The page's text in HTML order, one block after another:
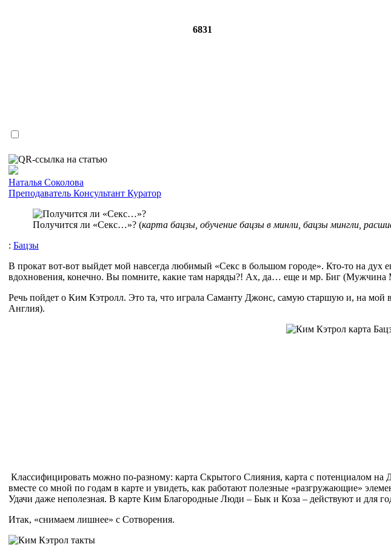
6831
Наталья Соколова
Преподаватель Консультант Куратор
Получится ли «Секс…»? (карта бацзы, обучение бацзы в минли, бацзы мингли,
: Бацзы
В прокат вот-вот выйдет мой навсегда любимый «Секс в большом городе». Кто-то на дух
вдохновения, конечно. Вы помните, какие там наряды?! Ах, да… еще и мр. Биг (Мужчина
Речь пойдет о Ким Кэтролл. Это та, что играла Саманту Джонс, самую старшую и, на мой
Англия).
Классифицировать можно по-разному: карта Скрытого Слияния, карта с потенциалом на
вместе со мной по годам в карте и увидеть, как работают полезные «разгружающие»
Удачи даже неполезная. В карте Ким Благородные Люди – Бык и Коза – действуют и для
Итак, «снимаем лишнее» с Сотворения.